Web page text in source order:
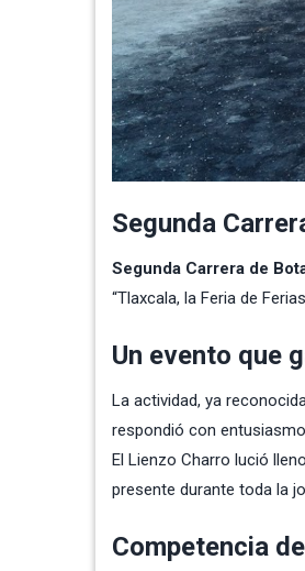
Segunda
Segunda Carrera de
“Tlaxcala, la Feria de
Un evento que
La actividad, ya
respondió con
El Lienzo Charro lució
presente durante toda la
Competencia